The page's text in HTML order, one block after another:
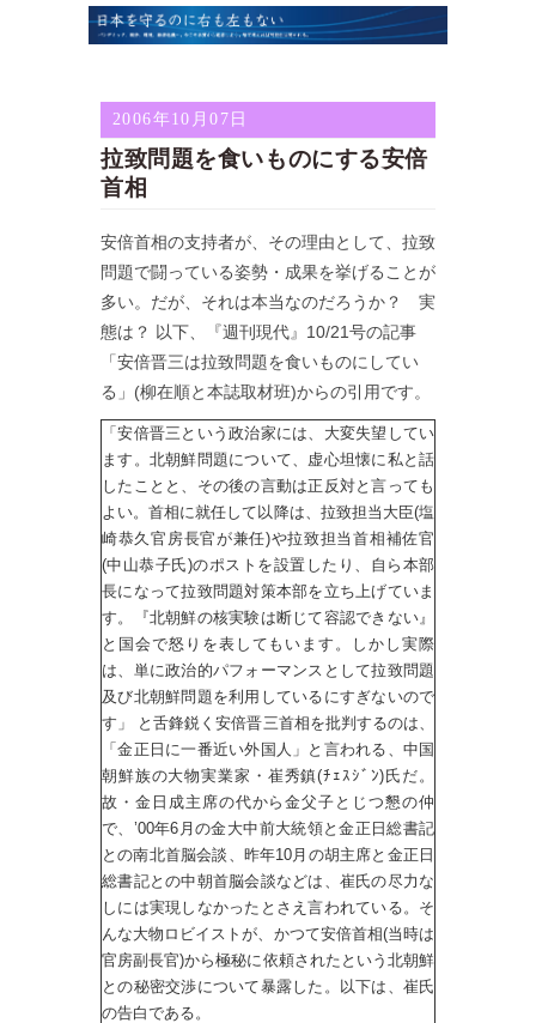
2006年10月07日
拉致問題を食いものにする安倍
首相
安倍首相の支持者が、その理由として、拉致
問題で闘っている姿勢・成果を挙げることが
多い。だが、それは本当なのだろうか？ 実
態は？ 以下、『週刊現代』10/21号の記事
「安倍晋三は拉致問題を食いものにしてい
る」(柳在順と本誌取材班)からの引用です。
「安倍晋三という政治家には、大変失望してい
ます。北朝鮮問題について、虚心坦懐に私と話
したことと、その後の言動は正反対と言っても
よい。首相に就任して以降は、拉致担当大臣(塩
崎恭久官房長官が兼任)や拉致担当首相補佐官
(中山恭子氏)のポストを設置したり、自ら本部
長になって拉致問題対策本部を立ち上げていま
す。『北朝鮮の核実験は断じて容認できない』
と国会で怒りを表してもいます。しかし実際
は、単に政治的パフォーマンスとして拉致問題
及び北朝鮮問題を利用しているにすぎないので
す」 と舌鋒鋭く安倍晋三首相を批判するのは、
「金正日に一番近い外国人」と言われる、中国
朝鮮族の大物実業家・崔秀鎮(ﾁｪｽｼﾞﾝ)氏だ。
故・金日成主席の代から金父子とじつ懇の仲
で、’00年6月の金大中前大統領と金正日総書記
との南北首脳会談、昨年10月の胡主席と金正日
総書記との中朝首脳会談などは、崔氏の尽力な
しには実現しなかったとさえ言われている。そ
んな大物ロビイストが、かつて安倍首相(当時は
官房副長官)から極秘に依頼されたという北朝鮮
との秘密交渉について暴露した。以下は、崔氏
の告白である。